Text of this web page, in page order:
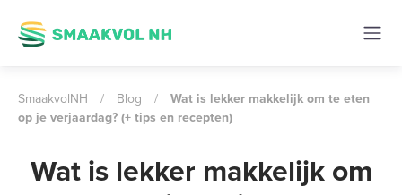
SmaakvolNH / Blog /
Wat is lekker makkelijk om te eten
op je verjaardag? (+ tips en recepten)
Wat is lekker makkelijk om